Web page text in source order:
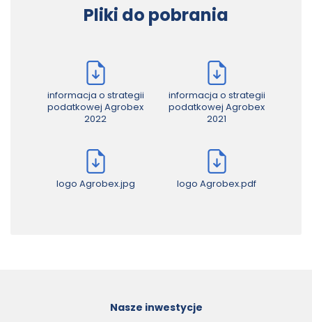
Pliki do pobrania
informacja o strategii
podatkowej Agrobex
2022
informacja o strategii
podatkowej Agrobex
2021
logo Agrobex.jpg logo Agrobex.pdf
Nasze inwestycje